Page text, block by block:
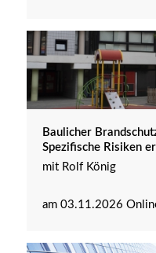
Baulicher
Spezifische Risiken
mit Rolf König
am 03.11.2026